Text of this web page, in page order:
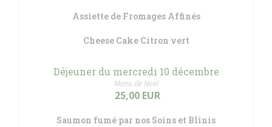
Assiette de Fromages Affinés
Cheese Cake Citron vert
Déjeuner du mercredi 10 décembre
Menu de Noël
25,00 EUR
Saumon fumé par nos Soins et Blinis